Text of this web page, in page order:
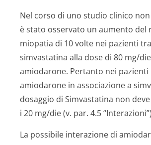
Nel corso di uno studio clinico
è stato osservato un aumento del
miopatia di 10 volte nei pazienti
simvastatina alla dose di 80 mg/
amiodarone. Pertanto nei pazienti
amiodarone in associazione a
dosaggio di Simvastatina non
i 20 mg/die (v. par. 4.5
La possibile interazione di